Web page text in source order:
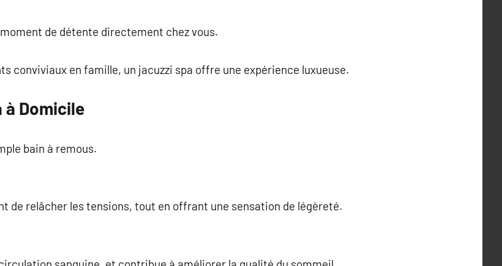
de détente directement chez vous.
conviviaux en famille, un jacuzzi spa offre une expérience luxueuse.
à Domicile
bain à remous.
de relâcher les tensions, tout en offrant une sensation de légèreté.